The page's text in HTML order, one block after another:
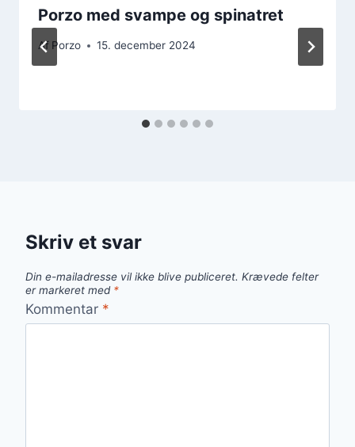
Porzo med svampe og spinatret
Af Porzo 15. december 2024
Skriv et svar
Din e-mailadresse vil ikke blive publiceret. Krævede felter
er markeret med *
Kommentar *